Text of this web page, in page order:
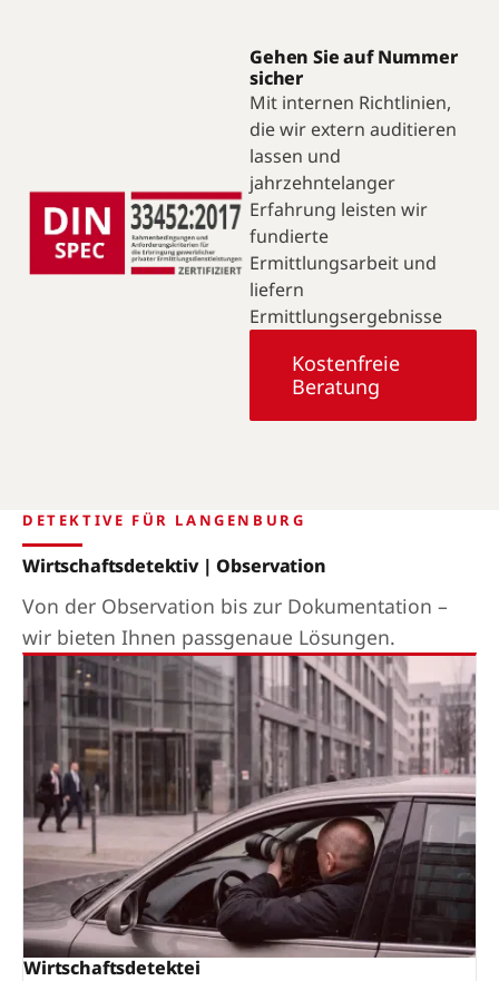
Gehen Sie auf Nummer
sicher
Mit internen Richtlinien,
die wir extern auditieren
lassen und
jahrzehntelanger
Erfahrung leisten wir
fundierte
Ermittlungsarbeit und
liefern
Ermittlungsergebnisse
Kostenfreie
Beratung
DETEKTIVE FÜR LANGENBURG
Wirtschaftsdetektiv | Observation
Von der Observation bis zur Dokumentation –
wir bieten Ihnen passgenaue Lösungen.
Wirtschaftsdetektei